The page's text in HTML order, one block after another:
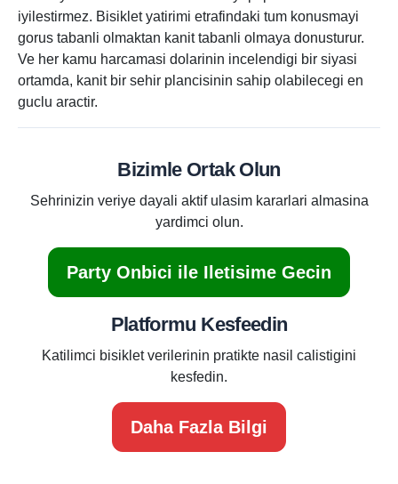
iyilestirmez. Bisiklet yatirimi etrafindaki tum konusmayi
gorus tabanli olmaktan kanit tabanli olmaya donusturur.
Ve her kamu harcamasi dolarinin incelendigi bir siyasi
ortamda, kanit bir sehir plancisinin sahip olabilecegi en
guclu aractir.
Bizimle Ortak Olun
Sehrinizin veriye dayali aktif ulasim kararlari almasina
yardimci olun.
Party Onbici ile Iletisime Gecin
Platformu Kesfeedin
Katilimci bisiklet verilerinin pratikte nasil calistigini
kesfedin.
Daha Fazla Bilgi